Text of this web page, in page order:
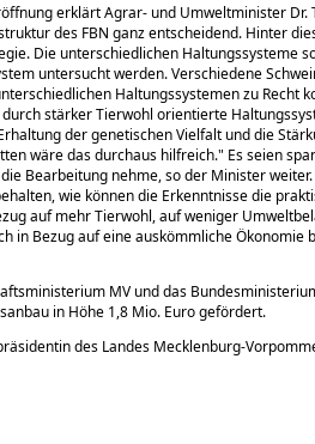
erklärt Agrar- und Umweltminister Dr.
des FBN ganz entscheidend. Hinter
Die unterschiedlichen Haltungssysteme
untersucht werden. Verschiedene
Haltungssystemen zu Recht
stärker Tierwohl orientierte
der genetischen Vielfalt und die
wäre das durchaus hilfreich. Es seien
Bearbeitung nehme, so der Minister weiter.
wie können die Erkenntnisse die
auf mehr Tierwohl, auf weniger
in Bezug auf eine auskömmliche Ökonomie
MV und das
in Höhe 1,8 Mio. Euro gefördert.
des Landes Mecklenburg-